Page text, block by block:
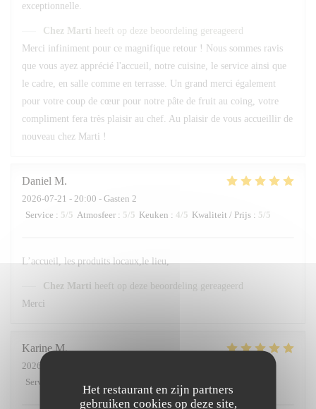
Het restaurant en zijn partners
gebruiken cookies op deze site,
exceptionnelle.
Chez Marti heeft op deze beoordeling gereageerd
Merci infiniment pour ce magnifique retour ! Nous sommes ravis
que vous ayez apprécié l'accueil, notre cuisine, le service ainsi que
le cadre, en salle comme en terrasse. Un grand merci également
pour votre coup de cœur pour notre pâte de fruit au coing, votre
compliment fera très plaisir au chef. Au plaisir de vous accueillir de
nouveau chez Marti !
Daniel M
2026-07-21 - 20:00 - Gasten 2
Service : 5/5 Atmosfeer : 5/5 Keuken : 4/5 Kwaliteit / Prijs : 5/5
L’accueil, les produits locaux,le lieu,
Chez Marti heeft op deze beoordeling gereageerd
Merci
Karine M
2026-07-16
Service